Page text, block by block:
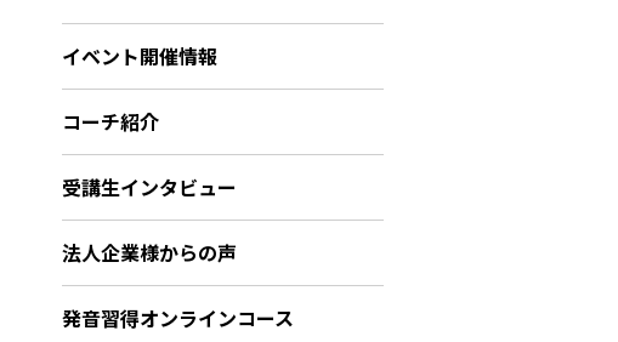
イベント開催情報
コーチ紹介
受講生インタビュー
法人企業様からの声
発音習得オンラインコース